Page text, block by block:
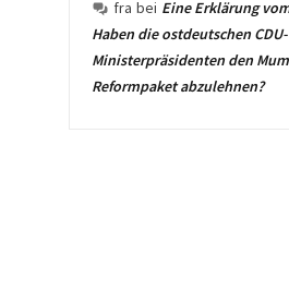
fra bei Eine Erklärung
Haben die ostdeutschen CDU-
Ministerpräsidenten den
Reformpaket abzulehnen?